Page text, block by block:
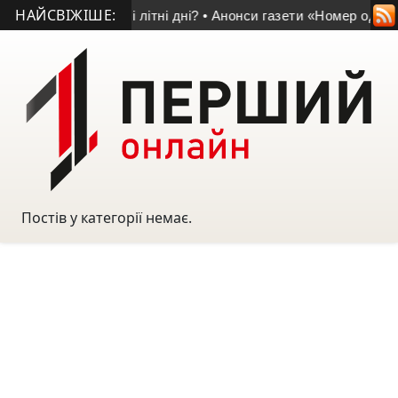
НАЙСВІЖІШЕ:
тепла у перші літні дні? • Анонси газети «Номер один»
Постів у категорії немає.